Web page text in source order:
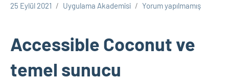
25 Eylül 2021
Uygulama Akademisi Yorum yapılmamış
Accessible Coconut ve
temel sunucu